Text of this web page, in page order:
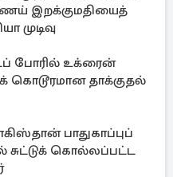
இறக்குமதியைத்
முடிவு
போரில் உக்ரைன்
கொடூரமான தாக்குதல்
பாதுகாப்புப்
சுட்டுக் கொல்லப்பட்ட